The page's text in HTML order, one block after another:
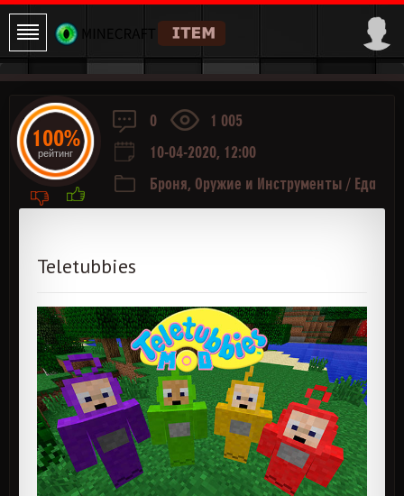
0
1 005
10-04-2020, 12:00
Броня, Оружие и Инструменты / Еда
Teletubbies
100%
рейтинг